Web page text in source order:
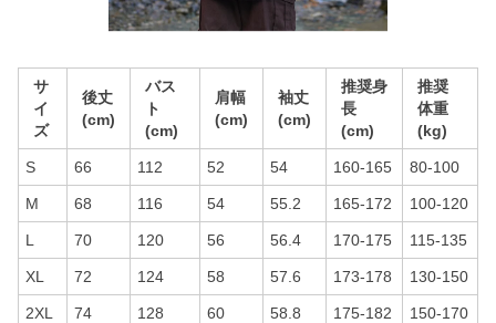
サ
イ
ズ
後丈
(cm)
バス
ト
(cm)
肩幅
(cm)
袖丈
(cm)
推奨身
長
(cm)
推奨
体重
(kg)
S 66 112 52 54 160-165 80-100
M 68 116 54 55.2 165-172 100-120
L 70 120 56 56.4 170-175 115-135
XL 72 124 58 57.6 173-178 130-150
2XL 74 128 60 58.8 175-182 150-170